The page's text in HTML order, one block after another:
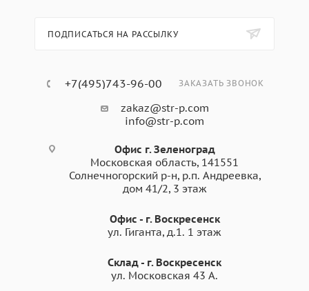
ПОДПИСАТЬСЯ НА РАССЫЛКУ
+7(495)743-96-00 ЗАКАЗАТЬ ЗВОНОК
zakaz@str-p.com
info@str-p.com
Офис г. Зеленоград
Московская область, 141551
Солнечногорский р-н, р.п. Андреевка,
дом 41/2, 3 этаж
Офис - г. Воскресенск
ул. Гиганта, д.1. 1 этаж
Склад - г. Воскресенск
ул. Московская 43 А.